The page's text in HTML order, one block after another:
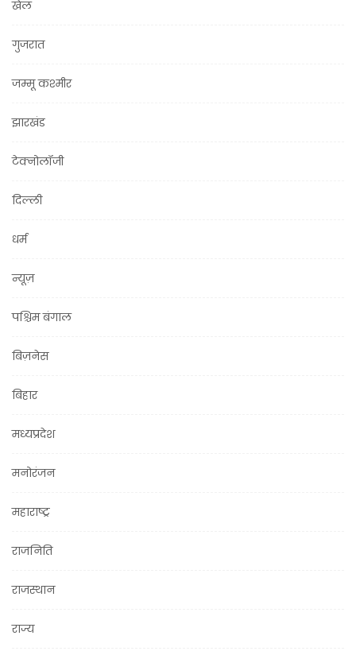
खेल
गुजरात
जम्मू कश्मीर
झारखंड
टेक्नोलॉजी
दिल्ली
धर्म
न्यूज़
पश्चिम बंगाल
बिज़नेस
बिहार
मध्यप्रदेश
मनोरंजन
महाराष्ट्र
राजनिति
राजस्थान
राज्य